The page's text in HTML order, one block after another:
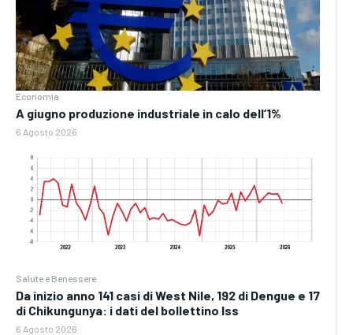
Economia
A giugno produzione industriale in calo dell’1%
6 Agosto 2026
Salute e Benessere
Da inizio anno 141 casi di West Nile, 192 di Dengue e 17
di Chikungunya: i dati del bollettino Iss
6 Agosto 2026